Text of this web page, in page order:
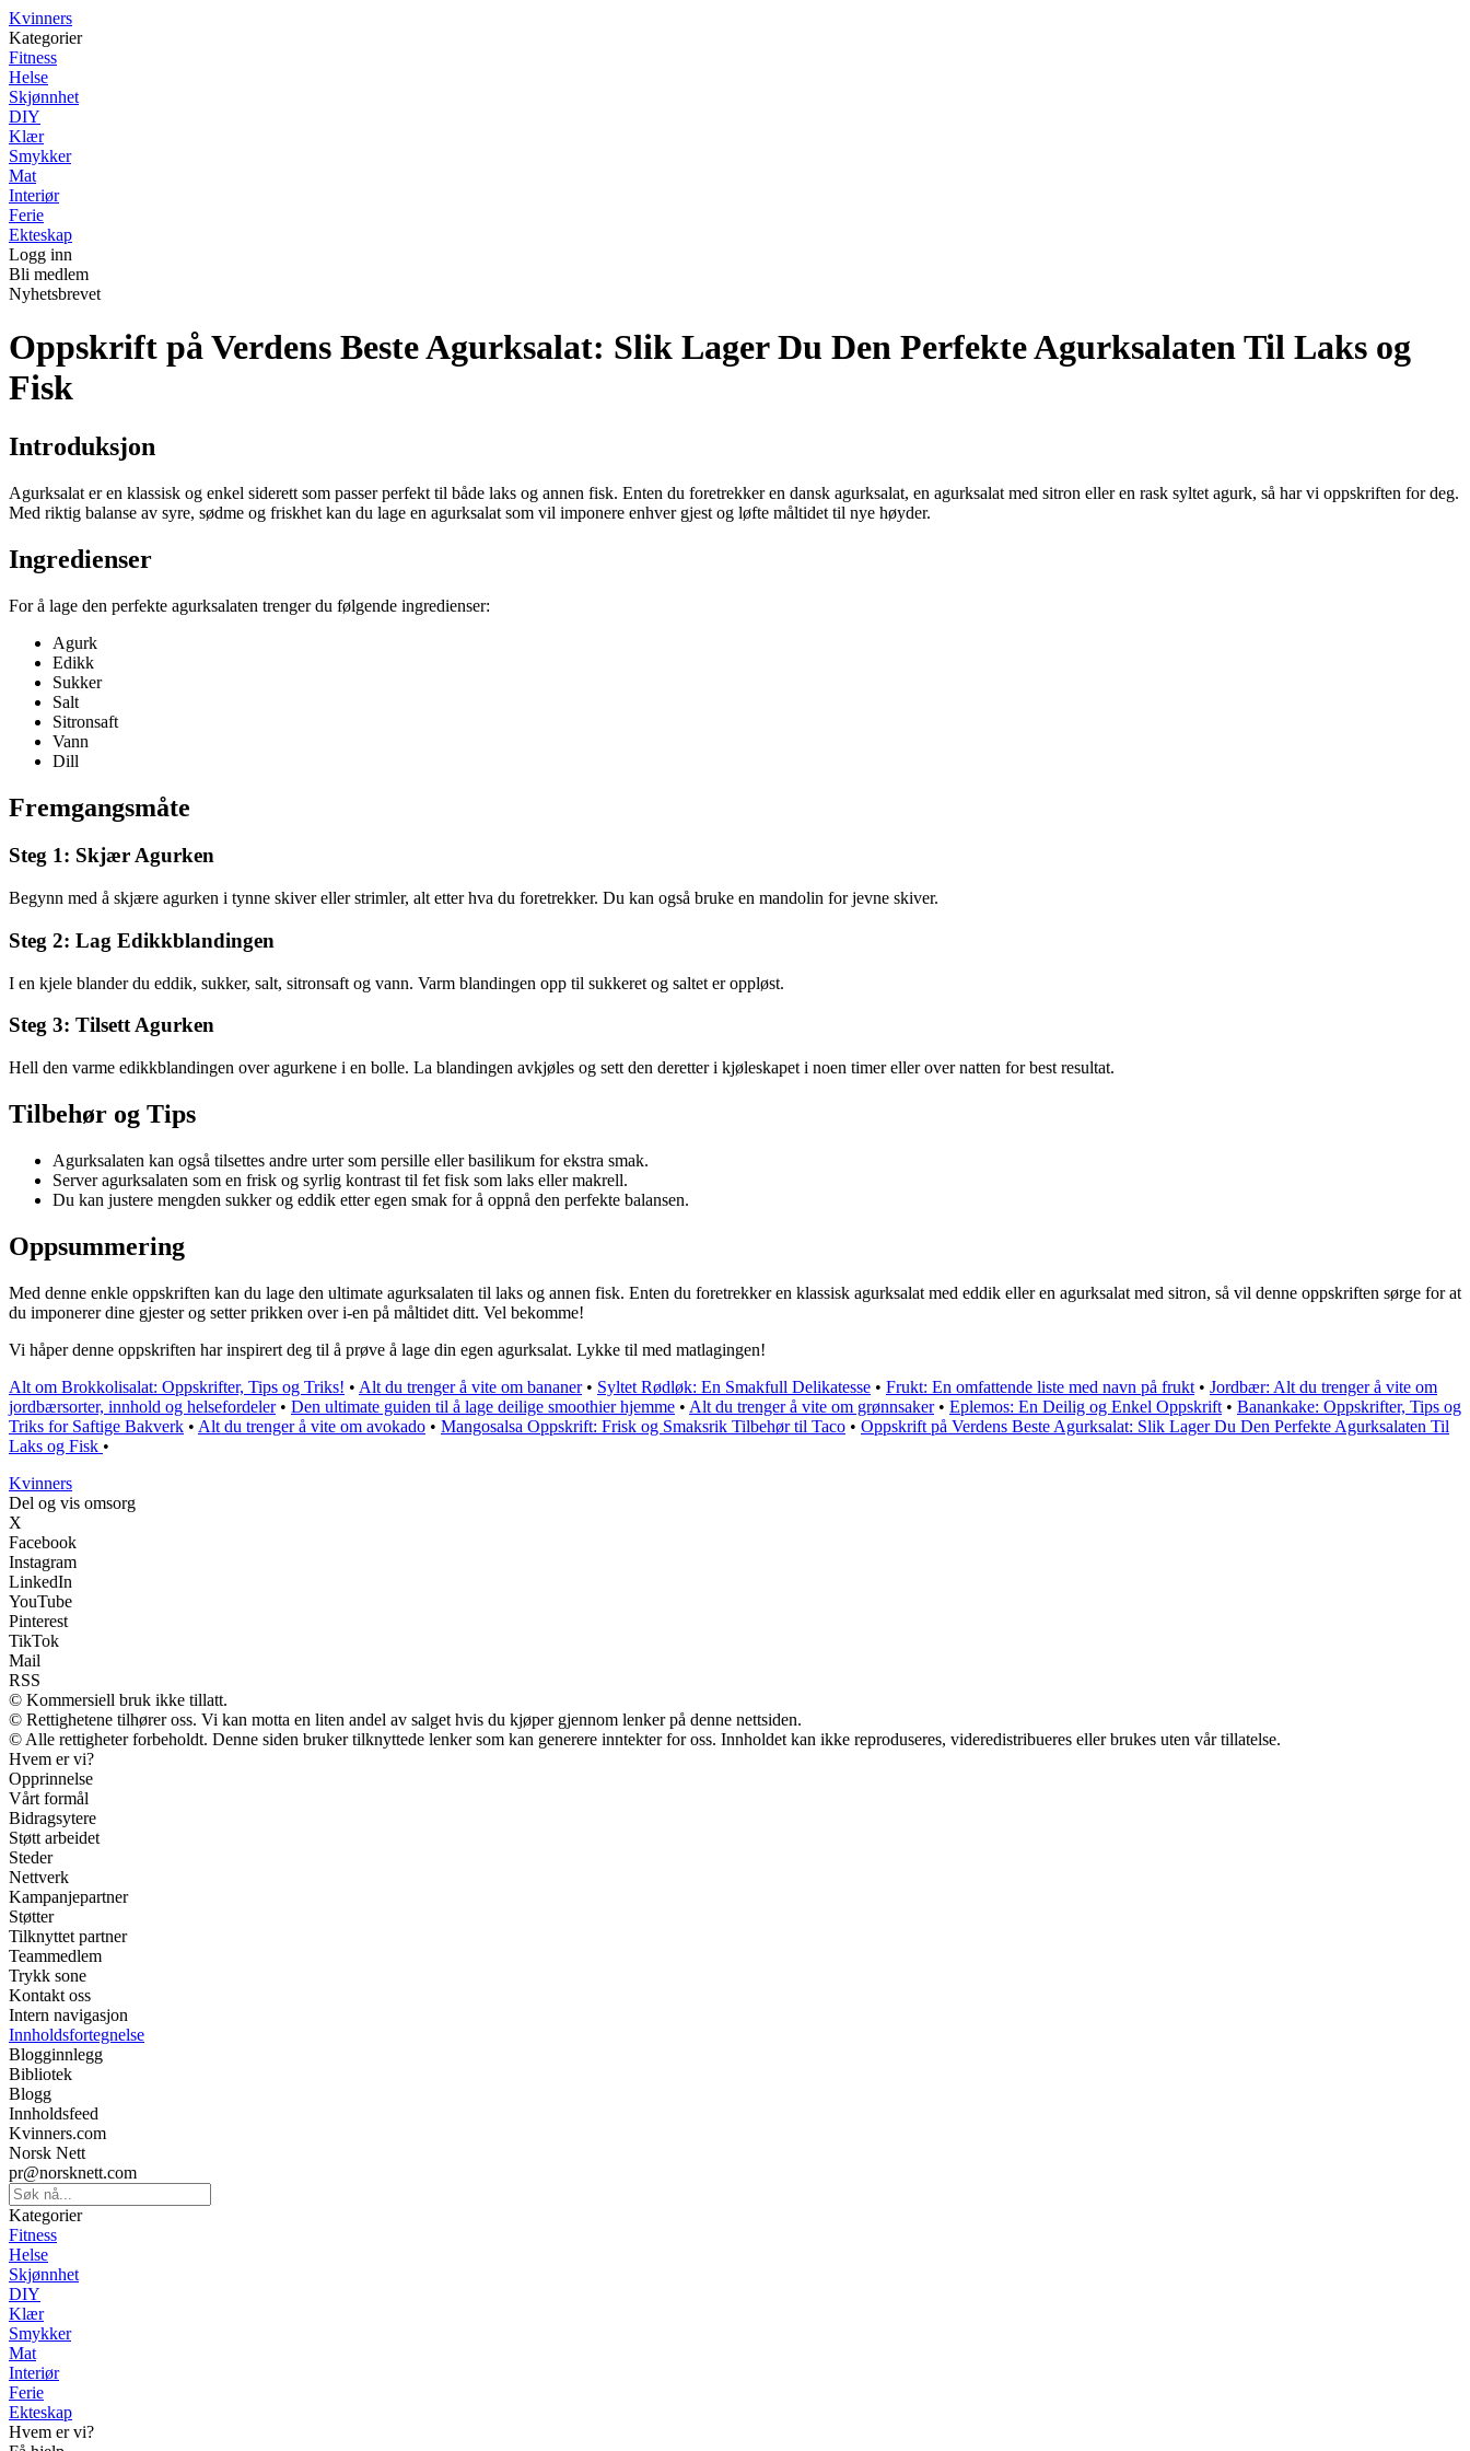
Kvinners
Kategorier
Fitness
Helse
Skjønnhet
DIY
Klær
Smykker
Mat
Interiør
Ferie
Ekteskap
Logg inn
Bli medlem
Nyhetsbrevet
Oppskrift på Verdens Beste Agurksalat: Slik Lager Du Den Perfekte Agurksalaten Til Laks og
Fisk
Introduksjon
Agurksalat er en klassisk og enkel siderett som passer perfekt til både laks og annen fisk. Enten du foretrekker en dansk agurksalat, en agurksalat med sitron eller en rask syltet agurk, så har vi oppskriften for deg.
Med riktig balanse av syre, sødme og friskhet kan du lage en agurksalat som vil imponere enhver gjest og løfte måltidet til nye høyder.
Ingredienser
For å lage den perfekte agurksalaten trenger du følgende ingredienser:
Agurk
Edikk
Sukker
Salt
Sitronsaft
Vann
Dill
Fremgangsmåte
Steg 1: Skjær Agurken
Begynn med å skjære agurken i tynne skiver eller strimler, alt etter hva du foretrekker. Du kan også bruke en mandolin for jevne skiver.
Steg 2: Lag Edikkblandingen
I en kjele blander du eddik, sukker, salt, sitronsaft og vann. Varm blandingen opp til sukkeret og saltet er oppløst.
Steg 3: Tilsett Agurken
Hell den varme edikkblandingen over agurkene i en bolle. La blandingen avkjøles og sett den deretter i kjøleskapet i noen timer eller over natten for best resultat.
Tilbehør og Tips
Agurksalaten kan også tilsettes andre urter som persille eller basilikum for ekstra smak.
Server agurksalaten som en frisk og syrlig kontrast til fet fisk som laks eller makrell.
Du kan justere mengden sukker og eddik etter egen smak for å oppnå den perfekte balansen.
Oppsummering
Med denne enkle oppskriften kan du lage den ultimate agurksalaten til laks og annen fisk. Enten du foretrekker en klassisk agurksalat med eddik eller en agurksalat med sitron, så vil denne oppskriften sørge for at
du imponerer dine gjester og setter prikken over i-en på måltidet ditt. Vel bekomme!
Vi håper denne oppskriften har inspirert deg til å prøve å lage din egen agurksalat. Lykke til med matlagingen!
Alt om Brokkolisalat: Oppskrifter, Tips og Triks! • Alt du trenger å vite om bananer• Syltet Rødløk: En Smakfull Delikatesse • Frukt: En omfattende liste med navn på frukt • Jordbær: Alt du trenger å vite om
jordbærsorter, innhold og helsefordeler• Den ultimate guiden til å lage deilige smoothier hjemme • Alt du trenger å vite om grønnsaker• Eplemos: En Deilig og Enkel Oppskrift • Banankake: Oppskrifter, Tips og
Triks for Saftige Bakverk • Alt du trenger å vite om avokado • Mangosalsa Oppskrift: Frisk og Smaksrik Tilbehør til Taco • Oppskrift på Verdens Beste Agurksalat: Slik Lager Du Den Perfekte Agurksalaten Til
Laks og Fisk •
Kvinners
Del og vis omsorg
X
Facebook
Instagram
LinkedIn
YouTube
Pinterest
TikTok
Mail
RSS
© Kommersiell bruk ikke tillatt.
© Rettighetene tilhører oss. Vi kan motta en liten andel av salget hvis du kjøper gjennom lenker på denne nettsiden.
© Alle rettigheter forbeholdt. Denne siden bruker tilknyttede lenker som kan generere inntekter for oss. Innholdet kan ikke reproduseres, videredistribueres eller brukes uten vår tillatelse.
Hvem er vi?
Opprinnelse
Vårt formål
Bidragsytere
Støtt arbeidet
Steder
Nettverk
Kampanjepartner
Støtter
Tilknyttet partner
Teammedlem
Trykk sone
Kontakt oss
Intern navigasjon
Innholdsfortegnelse
Blogginnlegg
Bibliotek
Blogg
Innholdsfeed
Kvinners.com
Norsk Nett
pr@norsknett.com
Kategorier
Fitness
Helse
Skjønnhet
DIY
Klær
Smykker
Mat
Interiør
Ferie
Ekteskap
Hvem er vi?